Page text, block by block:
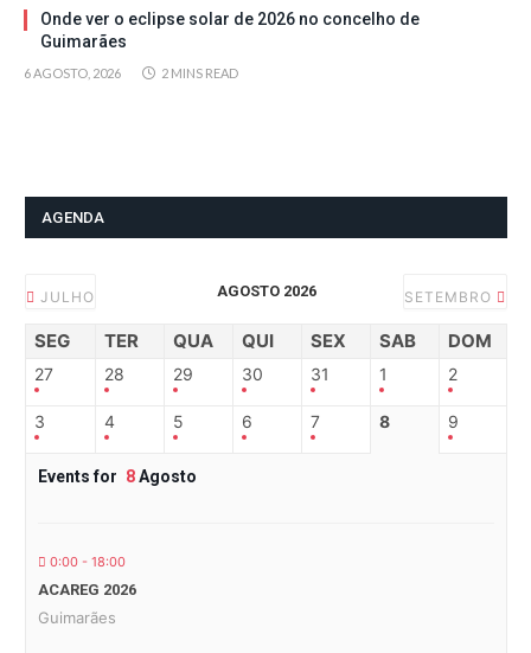
Onde ver o eclipse solar de 2026 no concelho de
Guimarães
6 AGOSTO, 2026 2 MINS READ
AGENDA
JULHO AGOSTO 2026 SETEMBRO
SEG TER QUA QUI SEX SAB DOM
27 28 29 30 31 1 2
3 4 5 6 7 8 9
Events for 8Agosto
0:00 - 18:00
ACAREG 2026
Guimarães